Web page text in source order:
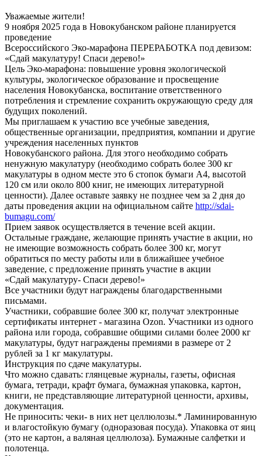
Уважаемые жители!
9 ноября 2025 года в Новокубанском районе планируется
проведение
Всероссийского Эко-марафона ПЕРЕРАБОТКА под девизом:
«Сдай макулатуру! Спаси дерево!»
Цель Эко-марафона: повышение уровня экологической
культуры, экологическое образование и просвещение
населения Новокубанска, воспитание ответственного
потребления и стремление сохранить окружающую среду для
будущих поколений.
Мы приглашаем к участию все учебные заведения,
общественные организации, предприятия, компании и другие
учреждения населенных пунктов
Новокубанского района. Для этого необходимо собрать
ненужную макулатуру (необходимо собрать более 300 кг
макулатуры в одном месте это 6 стопок бумаги А4, высотой
120 см или около 800 книг, не имеющих литературной
ценности). Далее оставьте заявку не позднее чем за 2 дня до
даты проведения акции на официальном сайте http://sdai-
bumagu.com/
Прием заявок осуществляется в течение всей акции.
Остальные граждане, желающие принять участие в акции, но
не имеющие возможность собрать более 300 кг, могут
обратиться по месту работы или в ближайшее учебное
заведение, с предложение принять участие в акции
«Сдай макулатуру- Спаси дерево!»
Все участники будут награждены благодарственными
письмами.
Участники, собравшие более 300 кг, получат электронные
сертификаты интернет - магазина Ozon. Участники из одного
района или города, собравшие общими силами более 2000 кг
макулатуры, будут награждены премиями в размере от 2
рублей за 1 кг макулатуры.
Инструкция по сдаче макулатуры.
Что можно сдавать: глянцевые журналы, газеты, офисная
бумага, тетради, крафт бумага, бумажная упаковка, картон,
книги, не представляющие литературной ценности, архивы,
документация.
Не приносить: чеки- в них нет целлюлозы.* Ламинированную
и влагостойкую бумагу (одноразовая посуда). Упаковка от яиц
(это не картон, а валяная целлюлоза). Бумажные салфетки и
полотенца.